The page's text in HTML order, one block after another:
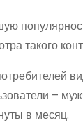
такого
–
в месяц.